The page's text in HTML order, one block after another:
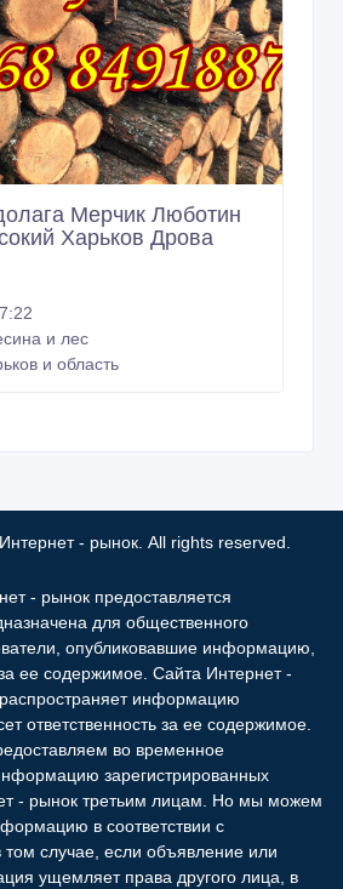
Мерчик Люботин
Харьков Дрова
и лес
и область
- рынок. All rights reserved.
- рынок предоставляется
для общественного
опубликовавшие информацию,
за ее содержимое. Сайта Интернет -
информацию
ответственность за ее содержимое.
во временное
зарегистрированных
- рынок третьим лицам. Но мы можем
в соответствии с
том случае, если объявление или
ущемляет права другого лица, в